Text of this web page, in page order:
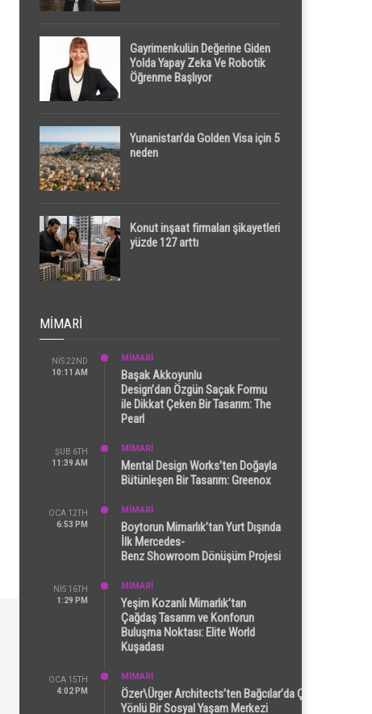
Gayrimenkulün Değerine Giden
Yolda Yapay Zeka Ve Robotik
Öğrenme Başlıyor
Yunanistan’da Golden Visa için 5
neden
Konut inşaat firmaları şikayetleri
yüzde 127 arttı
MIMARI
NIS 22ND
10:11 AM
MİMARİ
Başak Akkoyunlu
Design’dan Özgün Saçak Formu
ile Dikkat Çeken Bir Tasarım: The
Pearl
ŞUB 6TH
11:39 AM
MİMARİ
Mental Design Works’ten Doğayla
Bütünleşen Bir Tasarım: Greenox
OCA 12TH
6:53 PM
MİMARİ
Boytorun Mimarlık’tan Yurt Dışında
İlk Mercedes-
Benz Showroom Dönüşüm Projesi
NIS 16TH
1:29 PM
MİMARİ
Yeşim Kozanlı Mimarlık’tan
Çağdaş Tasarım ve Konforun
Buluşma Noktası: Elite World
Kuşadası
OCA 15TH
4:02 PM
MİMARİ
Özer\Ürger Architects’ten Bağcılar’da Çok
Yönlü Bir Sosyal Yaşam Merkezi